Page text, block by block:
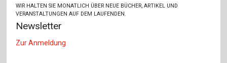
WIR HALTEN SIE MONATLICH ÜBER NEUE BÜCHER, ARTIKEL UND
VERANSTALTUNGEN AUF DEM LAUFENDEN.
Newsletter
Zur Anmeldung